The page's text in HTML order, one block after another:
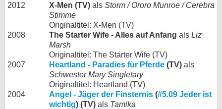
2012
X-Men (TV) als Storm / Ororo Munroe / Cerebra
Stimme
Originaltitel: X-Men (TV)
2008
The Starter Wife - Alles auf Anfang als Liz
Marsh
Originaltitel: The Starter Wife (TV)
2007
Heartland - Paradies für Pferde (TV) als
Schwester Mary Singletary
Originaltitel: Heartland (TV)
2004
Angel - Jäger der Finsternis (#5.09 Jeder ist
wichtig) (TV) als Tamika